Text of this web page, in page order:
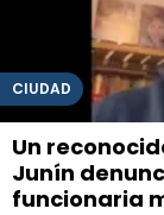
CIUDAD
Un
Junín
funcionaria